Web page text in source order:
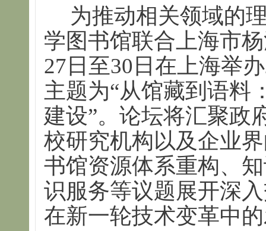
为推动相关领域的
学图书馆联合上海市
27日至30日在上海举
主题为“从馆藏到语料
建设”。论坛将汇聚政
校研究机构以及企业
书馆资源体系重构、
识服务等议题展开深
在新一轮技术变革中